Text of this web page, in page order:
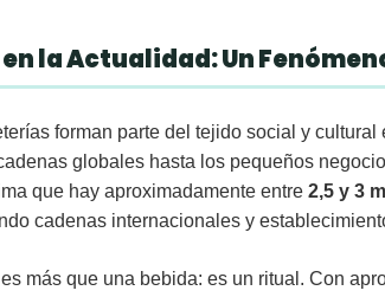
la Actualidad: Un
forman parte del tejido social y cultural
globales hasta los pequeños
que hay aproximadamente entre 2,5 y 3
cadenas internacionales y
más que una bebida: es un ritual. Con